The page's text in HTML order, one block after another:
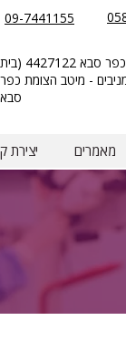
09-7441155
הצומת 8 פינת דרך השרון 8, כפר סבא 4427122 (בית
- מיטב הצומת כפר
סבא
מאמרים יצירת